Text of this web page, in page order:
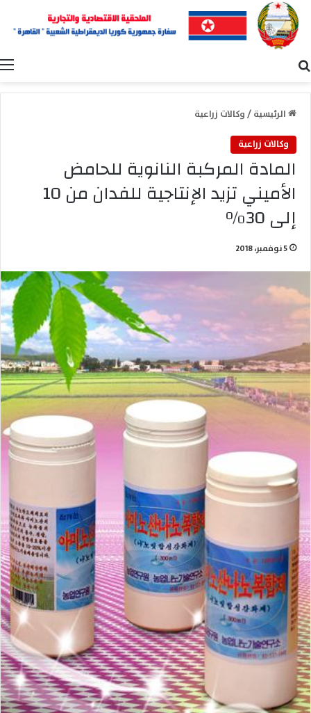
الرئيسية/وكالات زراعية
وكالات زراعية
المادة المركبة النانوية للحامض
الأميني تزيد الإنتاجية للفدان من 10
إلى 30%
5 نوفمبر، 2018